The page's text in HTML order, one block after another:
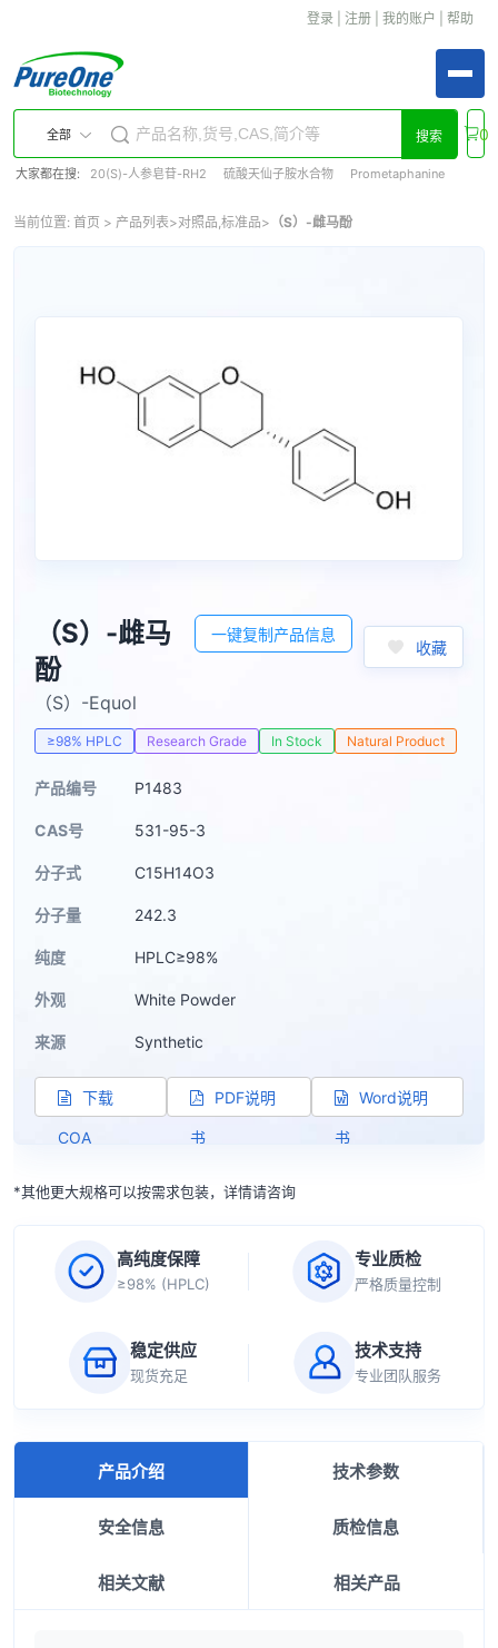
登录 注册 我的账户 帮助
全部 搜索
大家都在搜: 20(S)-人参皂苷-RH2 硫酸天仙子胺水合物 Prometaphanine
0
当前位置: 首页 > 产品列表>对照品,标准品> （S）-雌马酚
（S）-雌马
酚
一键复制产品信息
收藏
（S）-Equol
≥98% HPLC Research Grade In Stock Natural Product
产品编号 P1483
CAS号 531-95-3
分子式 C15H14O3
分子量 242.3
纯度 HPLC≥98%
外观 White Powder
来源 Synthetic
下载
COA
PDF说明
书
Word说明
书
*其他更大规格可以按需求包装，详情请咨询
高纯度保障
≥98% (HPLC)
专业质检
严格质量控制
稳定供应
现货充足
技术支持
专业团队服务
产品介绍 技术参数
安全信息 质检信息
相关文献 相关产品